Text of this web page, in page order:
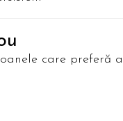
care preferă